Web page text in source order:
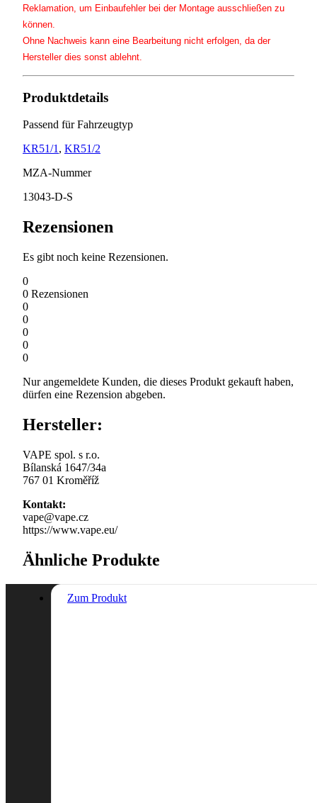
Reklamation, um Einbaufehler bei der Montage ausschließen zu
können.
Ohne Nachweis kann eine Bearbeitung nicht erfolgen, da der
Hersteller dies sonst ablehnt.
Produktdetails
Passend für Fahrzeugtyp
KR51/1 , KR51/2
MZA-Nummer
13043-D-S
Rezensionen
Es gibt noch keine Rezensionen.
0
0 Rezensionen
0
0
0
0
0
Nur angemeldete Kunden, die dieses Produkt gekauft haben,
dürfen eine Rezension abgeben.
Hersteller:
VAPE spol. s r.o.
Bílanská 1647/34a
767 01 Kroměříž
Kontakt:
vape@vape.cz
https://www.vape.eu/
Ähnliche Produkte
Zum Produkt